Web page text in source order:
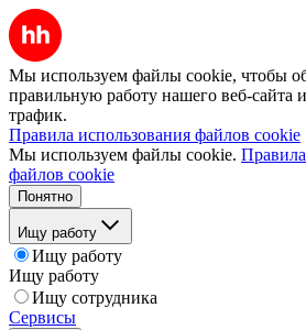
Мы используем файлы cookie, чтобы
правильную работу нашего веб-сайта
трафик.
Правила использования файлов cookie
Мы используем файлы cookie.
файлов cookie
Понятно
Ищу работу
Ищу работу
Ищу работу
Ищу сотрудника
Сервисы